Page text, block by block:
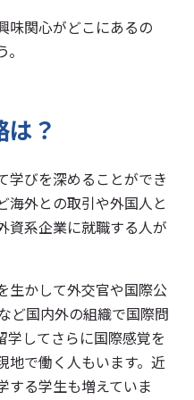
味関心がどこにあるの
？
学びを深めることができ
海外との取引や外国人と
資系企業に就職する人が
生かして外交官や国際公
ど国内外の組織で国際問
学してさらに国際感覚を
地で働く人もいます。近
する学生も増えていま